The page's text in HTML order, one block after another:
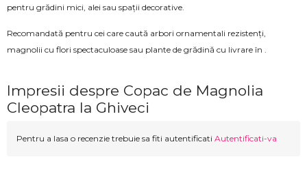
pentru grădini mici, alei sau spații decorative.
Recomandată pentru cei care caută arbori ornamentali rezistenți,
magnolii cu flori spectaculoase sau plante de grădină cu livrare în .
Impresii despre Copac de Magnolia
Cleopatra la Ghiveci
Pentru a lasa o recenzie trebuie sa fiti autentificati Autentificati-va